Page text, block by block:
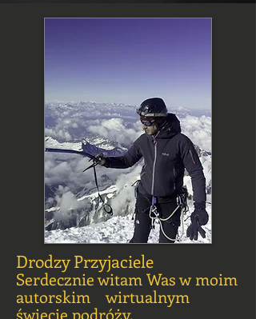
Drodzy Przyjaciele
Serdecznie witam Was w moim
autorskim wirtualnym
świecie podróży.